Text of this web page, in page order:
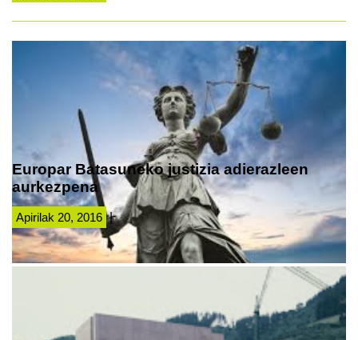
Europar Batasuneko justizia adierazleen
aurkezpena
Apirilak 20, 2016 |